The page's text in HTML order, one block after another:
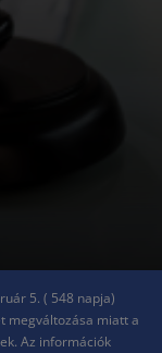
5. ( 548 napja)
megváltozása miatt a
Az információk